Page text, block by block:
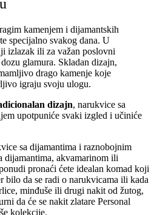
kamenjem i dijamantskih
specijalno svakog dana. U
izlazak ili za važan poslovni
glamura. Skladan dizajn,
drago kamenje koje
igraju svoju ulogu.
dizajn, narukvice sa
upotpuniće svaki izgled i učiniće
sa dijamantima i raznobojnim
dijamantima, akvamarinom ili
pronaći ćete idealan komad koji
bilo da se radi o narukvicama ili kada
minđuše ili drugi nakit od žutog,
da će se nakit zlatare Personal
kolekcije.